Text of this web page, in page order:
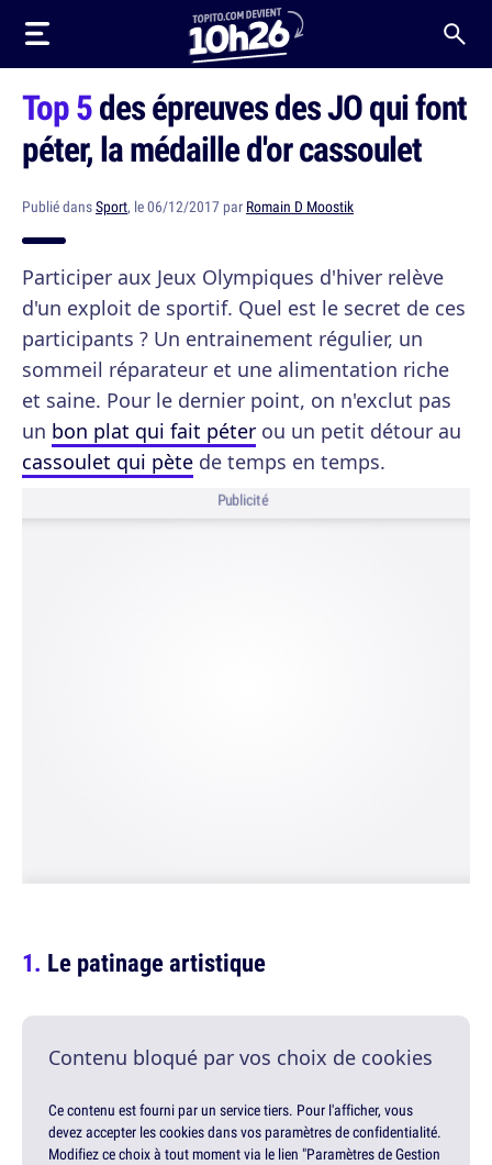
Top 5des épreuves des JO qui font
péter, la médaille d'or cassoulet
Publié dansSport, le 06/12/2017 par Romain D Moostik
Participer aux Jeux Olympiques d'hiver relève
d'un exploit de sportif. Quel est le secret de ces
participants ? Un entrainement régulier, un
sommeil réparateur et une alimentation riche
et saine. Pour le dernier point, on n'exclut pas
un bon plat qui fait péter ou un petit détour au
cassoulet qui pète de temps en temps.
Publicité
Le patinage artistique
Contenu bloqué par vos choix de cookies
Ce contenu est fourni par un service tiers. Pour l'afficher, vous
devez accepter les cookies dans vos paramètres de confidentialité.
Modifiez ce choix à tout moment via le lien "Paramètres de Gestion